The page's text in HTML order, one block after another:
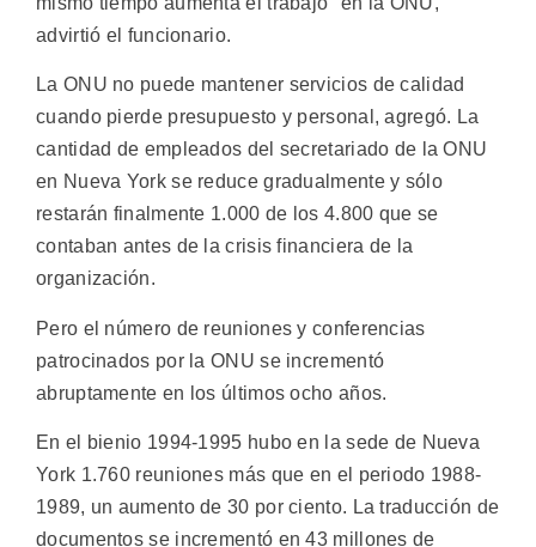
advirtió el funcionario.
La ONU no puede mantener servicios de calidad
cuando pierde presupuesto y personal, agregó. La
cantidad de empleados del secretariado de la ONU
en Nueva York se reduce gradualmente y sólo
restarán finalmente 1.000 de los 4.800 que se
contaban antes de la crisis financiera de la
organización.
Pero el número de reuniones y conferencias
patrocinados por la ONU se incrementó
abruptamente en los últimos ocho años.
En el bienio 1994-1995 hubo en la sede de Nueva
York 1.760 reuniones más que en el periodo 1988-
1989, un aumento de 30 por ciento. La traducción de
documentos se incrementó en 43 millones de